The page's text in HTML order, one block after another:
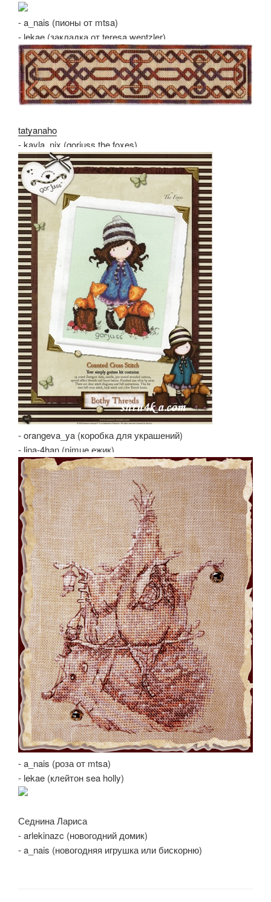
- a_nais (пионы от mtsa)
- lekae (закладка от teresa wentzler)
tatyanaho
- kayla_nix (gorjuss the foxes)
- orangeva_ya (коробка для украшений)
- lina-4han (nimue ежик)
- a_nais (роза от mtsa)
- lekae (клейтон sea holly)
Седнина Лариса
- arlekinazc (новогодний домик)
- a_nais (новогодняя игрушка или бискорню)